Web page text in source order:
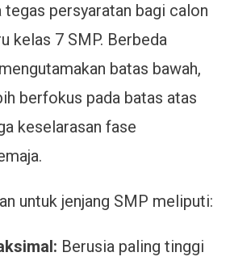
persyaratan bagi calon
kelas 7 SMP. Berbeda
batas bawah,
berfokus pada batas atas
keselarasan fase
untuk jenjang SMP meliputi:
Berusia paling tinggi